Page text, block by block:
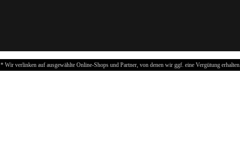
* Wir verlinken auf ausgewählte Online-Shops und Partner, von denen wir ggf. eine Vergütung erhalten.